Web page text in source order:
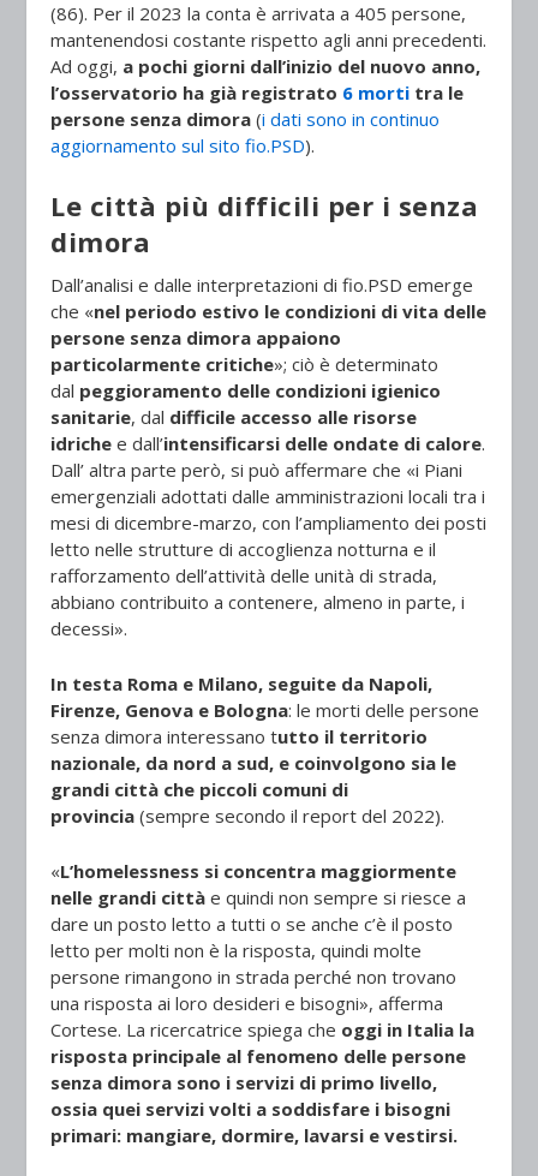
(86). Per il 2023 la conta è arrivata a 405 persone,
mantenendosi costante rispetto agli anni precedenti.
Ad oggi, a pochi giorni dall’inizio del nuovo anno,
l’osservatorio ha già registrato 6 morti tra le
persone senza dimora (i dati sono in continuo
aggiornamento sul sito fio.PSD).
Le città più difficili per i senza
dimora
Dall’analisi e dalle interpretazioni di fio.PSD emerge
che «nel periodo estivo le condizioni di vita delle
persone senza dimora appaiono
particolarmente critiche»; ciò è determinato
dal peggioramento delle condizioni igienico
sanitarie, dal difficile accesso alle risorse
idriche e dall’intensificarsi delle ondate di calore.
Dall’ altra parte però, si può affermare che «i Piani
emergenziali adottati dalle amministrazioni locali tra i
mesi di dicembre-marzo, con l’ampliamento dei posti
letto nelle strutture di accoglienza notturna e il
rafforzamento dell’attività delle unità di strada,
abbiano contribuito a contenere, almeno in parte, i
decessi».
In testa Roma e Milano, seguite da Napoli,
Firenze, Genova e Bologna: le morti delle persone
senza dimora interessano tutto il territorio
nazionale, da nord a sud, e coinvolgono sia le
grandi città che piccoli comuni di
provincia (sempre secondo il report del 2022).
«L’homelessness si concentra maggiormente
nelle grandi città e quindi non sempre si riesce a
dare un posto letto a tutti o se anche c’è il posto
letto per molti non è la risposta, quindi molte
persone rimangono in strada perché non trovano
una risposta ai loro desideri e bisogni», afferma
Cortese. La ricercatrice spiega che oggi in Italia la
risposta principale al fenomeno delle persone
senza dimora sono i servizi di primo livello,
ossia quei servizi volti a soddisfare i bisogni
primari: mangiare, dormire, lavarsi e vestirsi.